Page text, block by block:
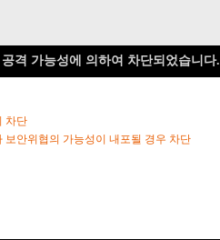
격 가능성에 의하여 차단되었습니다.
차단
보안위협의 가능성이 내포될 경우 차단